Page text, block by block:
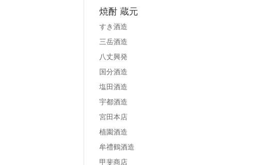
焼酎 蔵元
すき酒造
三岳酒造
八丈興発
国分酒造
塩田酒造
宇都酒造
宮田本店
植園酒造
牟禮鶴酒造
甲斐商店